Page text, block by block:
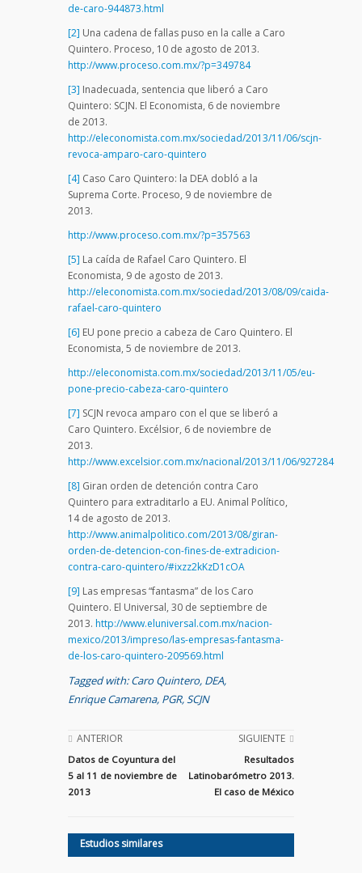
de-caro-944873.html
[2] Una cadena de fallas puso en la calle a Caro
Quintero. Proceso, 10 de agosto de 2013.
http://www.proceso.com.mx/?p=349784
[3] Inadecuada, sentencia que liberó a Caro
Quintero: SCJN. El Economista, 6 de noviembre
de 2013.
http://eleconomista.com.mx/sociedad/2013/11/06/scjn-
revoca-amparo-caro-quintero
[4] Caso Caro Quintero: la DEA dobló a la
Suprema Corte. Proceso, 9 de noviembre de
2013.
http://www.proceso.com.mx/?p=357563
[5] La caída de Rafael Caro Quintero. El
Economista, 9 de agosto de 2013.
http://eleconomista.com.mx/sociedad/2013/08/09/caida-
rafael-caro-quintero
[6] EU pone precio a cabeza de Caro Quintero. El
Economista, 5 de noviembre de 2013.
http://eleconomista.com.mx/sociedad/2013/11/05/eu-
pone-precio-cabeza-caro-quintero
[7] SCJN revoca amparo con el que se liberó a
Caro Quintero. Excélsior, 6 de noviembre de
2013.
http://www.excelsior.com.mx/nacional/2013/11/06/927284
[8] Giran orden de detención contra Caro
Quintero para extraditarlo a EU. Animal Político,
14 de agosto de 2013.
http://www.animalpolitico.com/2013/08/giran-
orden-de-detencion-con-fines-de-extradicion-
contra-caro-quintero/#ixzz2kKzD1cOA
[9] Las empresas “fantasma” de los Caro
Quintero. El Universal, 30 de septiembre de
2013. http://www.eluniversal.com.mx/nacion-
mexico/2013/impreso/las-empresas-fantasma-
de-los-caro-quintero-209569.html
Tagged with: Caro Quintero, DEA,
Enrique Camarena, PGR, SCJN
ANTERIOR
Datos de Coyuntura del
5 al 11 de noviembre de
2013
SIGUIENTE
Resultados
Latinobarómetro 2013.
El caso de México
Estudios similares